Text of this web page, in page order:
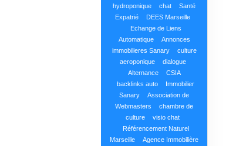
hydroponique
chat
Santé
Expatrié
DEES Marseille
Echange de Liens
Automatique
Annonces
immobilieres Sanary
culture
aeroponique
dialogue
Alternance
CSIA
backlinks auto
Immobilier
Sanary
Association de
Webmasters
chambre de
culture
visio chat
Référencement Naturel
Marseille
Agence Immobilière